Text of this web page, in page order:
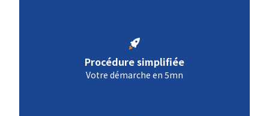
Procédure simplifiée
Votre démarche en 5mn